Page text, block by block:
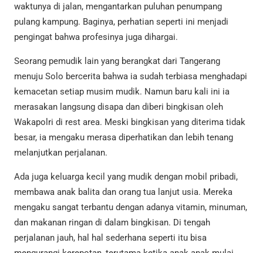
waktunya di jalan, mengantarkan puluhan penumpang
pulang kampung. Baginya, perhatian seperti ini menjadi
pengingat bahwa profesinya juga dihargai.
Seorang pemudik lain yang berangkat dari Tangerang
menuju Solo bercerita bahwa ia sudah terbiasa menghadapi
kemacetan setiap musim mudik. Namun baru kali ini ia
merasakan langsung disapa dan diberi bingkisan oleh
Wakapolri di rest area. Meski bingkisan yang diterima tidak
besar, ia mengaku merasa diperhatikan dan lebih tenang
melanjutkan perjalanan.
Ada juga keluarga kecil yang mudik dengan mobil pribadi,
membawa anak balita dan orang tua lanjut usia. Mereka
mengaku sangat terbantu dengan adanya vitamin, minuman,
dan makanan ringan di dalam bingkisan. Di tengah
perjalanan jauh, hal hal sederhana seperti itu bisa